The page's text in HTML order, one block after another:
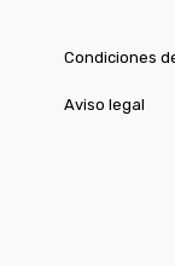
Condiciones
Aviso legal